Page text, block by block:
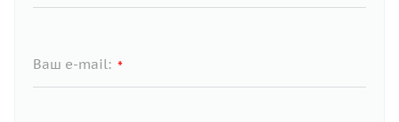
Ваш e-mail: *